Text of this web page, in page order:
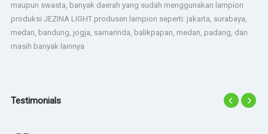
maupun swasta, banyak daerah yang sudah menggunakan lampion
produksi JEZINA LIGHT produsen lampion seperti: jakarta, surabaya,
medan, bandung, jogja, samarinda, balikpapan, medan, padang, dan
masih banyak lainnya
Testimonials